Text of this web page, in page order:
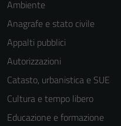
Ambiente
Anagrafe e stato civile
Appalti pubblici
Autorizzazioni
Catasto, urbanistica e SUE
Cultura e tempo libero
Educazione e formazione